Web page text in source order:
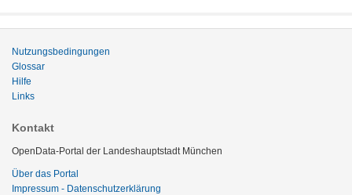
Nutzungsbedingungen
Glossar
Hilfe
Links
Kontakt
OpenData-Portal der Landeshauptstadt München
Über das Portal
Impressum - Datenschutzerklärung